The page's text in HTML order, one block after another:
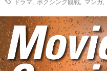
ドラマ
ボクシング観戦 マンガ